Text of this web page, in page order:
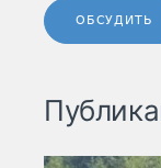
ОБСУДИТЬ